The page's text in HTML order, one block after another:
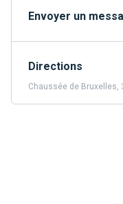
Envoyer un
Directions
Chaussée de Bruxelles,